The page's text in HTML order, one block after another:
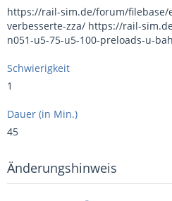
https://rail-sim.de/forum/filebase/
verbesserte-zza/ https://rail-
n051-u5-75-u5-100-preloads-u-
Schwierigkeit
1
Dauer (in Min.)
45
Änderungshinweis